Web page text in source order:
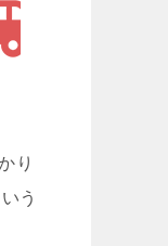
り
う